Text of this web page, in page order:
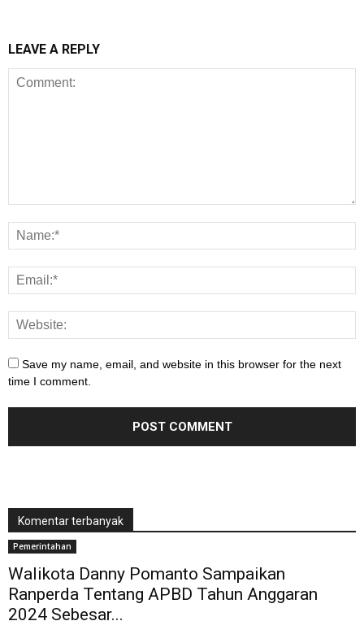
LEAVE A REPLY
Save my name, email, and website in this browser for the next
time I comment.
Komentar terbanyak
Pemerintahan
Walikota Danny Pomanto Sampaikan
Ranperda Tentang APBD Tahun Anggaran
2024 Sebesar...